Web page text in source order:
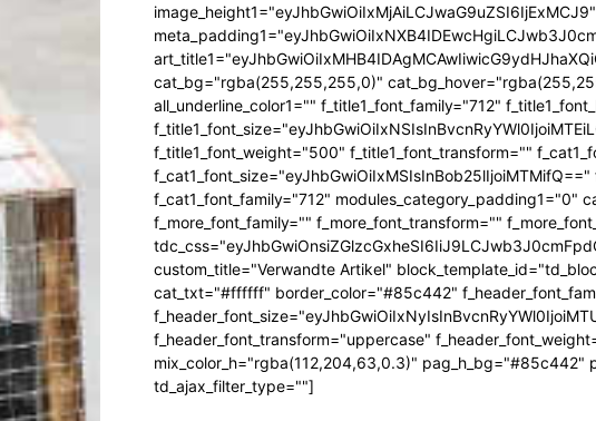
image_height1="eyJhbGwiOiIxMjAiLCJwaG9uZSI6IjExMCJ9"
cat_bg="rgba(255,255,255,0)"
all_underline_color1="" f_title1_font_family="712"
f_title1_font_weight="500" f_title1_font_transform=""
f_cat1_font_family="712" modules_category_padding1="0"
f_more_font_family="" f_more_font_transform=""
custom_title="Verwandte Artikel"
cat_txt="#ffffff" border_color="#85c442"
f_header_font_transform="uppercase"
mix_color_h="rgba(112,204,63,0.3)" pag_h_bg="#85c442"
td_ajax_filter_type=""]